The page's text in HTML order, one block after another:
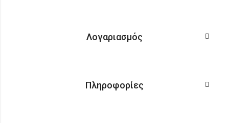
Λογαριασμός
Πληροφορίες